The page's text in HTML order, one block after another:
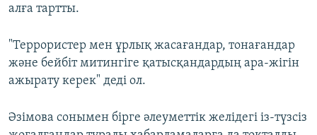
алға тартты.
"Террористер мен ұрлық жасағандар, тонағандар
және бейбіт митингіге қатысқандардың ара-жігін
ажырату керек" деді ол.
Әзімова сонымен бірге әлеуметтік желідегі із-түзсіз